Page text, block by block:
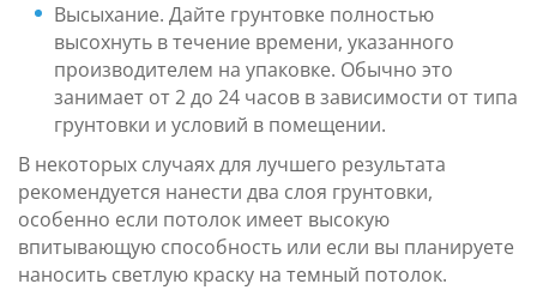
Высыхание. Дайте грунтовке полностью
высохнуть в течение времени, указанного
производителем на упаковке. Обычно это
занимает от 2 до 24 часов в зависимости от типа
грунтовки и условий в помещении.
В некоторых случаях для лучшего результата
рекомендуется нанести два слоя грунтовки,
особенно если потолок имеет высокую
впитывающую способность или если вы планируете
наносить светлую краску на темный потолок.